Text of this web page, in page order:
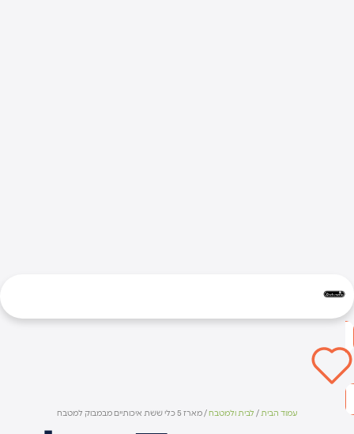
עמוד הבית/ לבית ולמטבח/ מארז 5 כלי ששת איכותיים מבמבוק למטבח